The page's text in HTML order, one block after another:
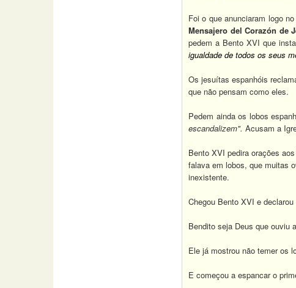
Foi o que anunciaram logo
Mensajero del Corazón de
pedem a Bento XVI que
igualdade de todos os seus
Os jesuítas espanhóis
que não pensam como eles.
Pedem ainda os lobos
escandalizem". Acusam a
Bento XVI pedira orações
falava em lobos, que muitas
inexistente.
Chegou Bento XVI e
Bendito seja Deus que ouviu
Ele já mostrou não temer os
E começou a espancar o